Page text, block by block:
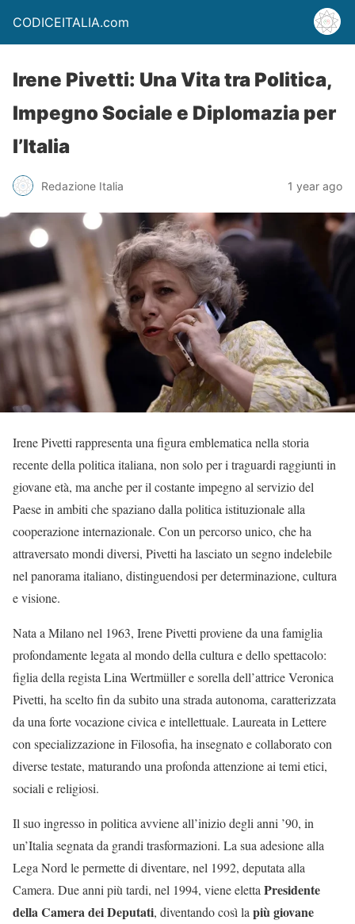
CODICEITALIA.com
Irene Pivetti: Una Vita tra Politica,
Impegno Sociale e Diplomazia per
l’Italia
Redazione Italia 1 year ago
Irene Pivetti rappresenta una figura emblematica nella storia
recente della politica italiana, non solo per i traguardi raggiunti in
giovane età, ma anche per il costante impegno al servizio del
Paese in ambiti che spaziano dalla politica istituzionale alla
cooperazione internazionale. Con un percorso unico, che ha
attraversato mondi diversi, Pivetti ha lasciato un segno indelebile
nel panorama italiano, distinguendosi per determinazione, cultura
e visione.
Nata a Milano nel 1963, Irene Pivetti proviene da una famiglia
profondamente legata al mondo della cultura e dello spettacolo:
figlia della regista Lina Wertmüller e sorella dell’attrice Veronica
Pivetti, ha scelto fin da subito una strada autonoma, caratterizzata
da una forte vocazione civica e intellettuale. Laureata in Lettere
con specializzazione in Filosofia, ha insegnato e collaborato con
diverse testate, maturando una profonda attenzione ai temi etici,
sociali e religiosi.
Il suo ingresso in politica avviene all’inizio degli anni ’90, in
un’Italia segnata da grandi trasformazioni. La sua adesione alla
Lega Nord le permette di diventare, nel 1992, deputata alla
Camera. Due anni più tardi, nel 1994, viene elettaPresidente
della Camera dei Deputati, diventando così lapiù giovane